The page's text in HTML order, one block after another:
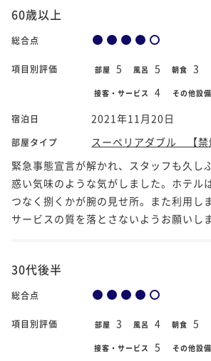
60歳以上
総合点
項目別評価 部屋 5 風呂 5 朝食 3
接客・サービス 4 その他設備
宿泊日 2021年11月20日
部屋タイプ
スーペリアダブル 【禁
緊急事態宣言が解かれ、スタッフも久し
惑い気味のような気がしました。ホテル
つなく捌くかが腕の見せ所。また利用し
サービスの質を落とさないようお願いしま
30代後半
総合点
項目別評価 部屋 3 風呂 4 朝食 5
接客・サービス 5 その他設備